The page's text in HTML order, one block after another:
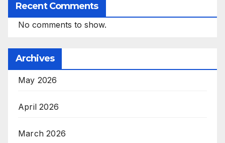
Recent Comments
No comments to show.
Archives
May 2026
April 2026
March 2026